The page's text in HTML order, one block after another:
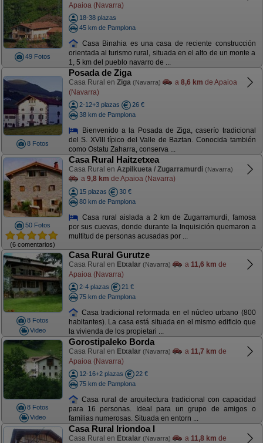
49 Fotos
Apaioa (Navarra)
18-38 plazas
45 km de Pamplona
Casa Binahia es una casa de reciente construcción
orientada al turismo rural, situada en el alto de un monte a
1, 5 km del pueblo navarro de ...
8 Fotos
Posada de Ziga
Casa Rural en Ziga (Navarra) a 8,6 km de Apaioa
(Navarra)
2-12+3 plazas
26 €
38 km de Pamplona
Bienvenido a la Posada de Ziga, caserío tradicional
del S. XVIII típico del Valle de Baztan. Conocida también
como Ostatu Zaharra, conserva ...
50 Fotos
(6 comentarios)
Casa Rural Haitzetxea
Casa Rural en Azpilkueta / Zugarramurdi (Navarra)
a 9,8 km de Apaioa (Navarra)
15 plazas
30 €
80 km de Pamplona
Casa rural aislada a 2 km de Zugarramurdi, famosa
por sus cuevas, donde durante la Inquisición quemaron a
multitud de personas acusadas por ...
8 Fotos
Video
Casa Rural Gurutze
Casa Rural en Etxalar (Navarra) a 11,6 km de
Apaioa (Navarra)
2-4 plazas
21 €
75 km de Pamplona
Casa tradicional reformada en el núcleo urbano (800
habitantes). La casa está situada en el mismo edificio que
la vivienda de los propietari ...
8 Fotos
Video
Gorostipaleko Borda
Casa Rural en Etxalar (Navarra) a 11,7 km de
Apaioa (Navarra)
12-16+2 plazas
22 €
75 km de Pamplona
Casa rural de arquitectura tradicional con capacidad
para 16 personas. Ideal para un grupo de amigos o
familias numerosas. Situada en entorn ...
Casa Rural Iriondoa I
Casa Rural en Etxalar (Navarra) a 11,8 km de